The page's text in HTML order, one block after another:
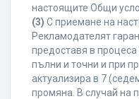
настоящите Общи
(3) С приемане на
Рекламодателят
предоставя в процеса
пълни и точни и при
актуализира в 7
промяна. В случай на